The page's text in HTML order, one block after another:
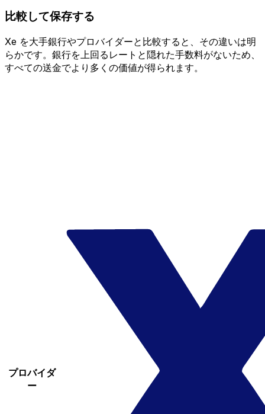
比較して保存する
Xe を大手銀行やプロバイダーと比較すると、その違いは明
らかです。銀行を上回るレートと隠れた手数料がないため、
すべての送金でより多くの価値が得られます。
プロバイダ
ー